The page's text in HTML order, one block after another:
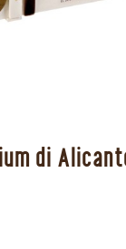
di